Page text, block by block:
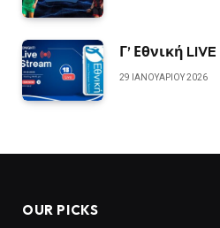
Γ’ Εθνική LIVE
29 ΙΑΝΟΥΑΡΊΟΥ 2026
OUR PICKS